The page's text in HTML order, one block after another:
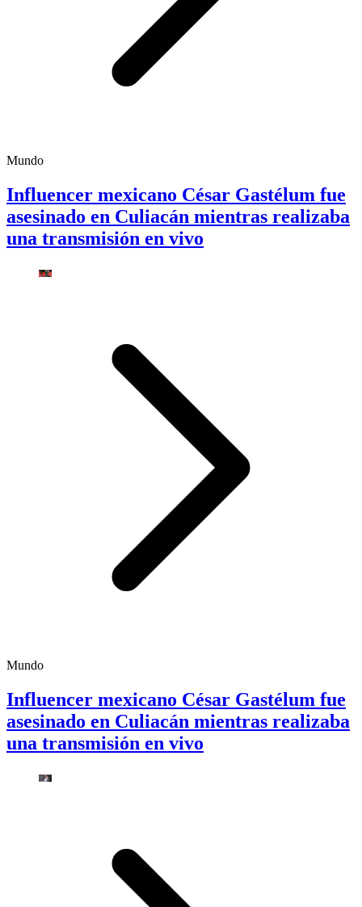
Mundo
Influencer mexicano César Gastélum fue
asesinado en Culiacán mientras realizaba
una transmisión en vivo
Mundo
Influencer mexicano César Gastélum fue
asesinado en Culiacán mientras realizaba
una transmisión en vivo